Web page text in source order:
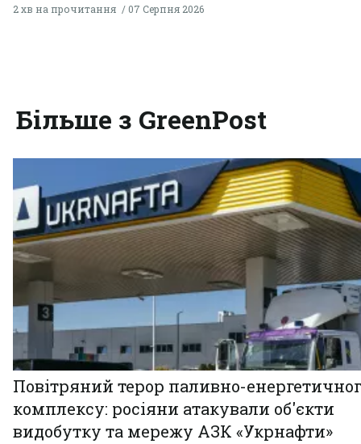
2 хв на прочитання 07 Серпня 2026
Більше з GreenPost
Повітряний терор паливно-
комплексу: росіяни атакували об'єкти
видобутку та мережу АЗК «Укрнафти»